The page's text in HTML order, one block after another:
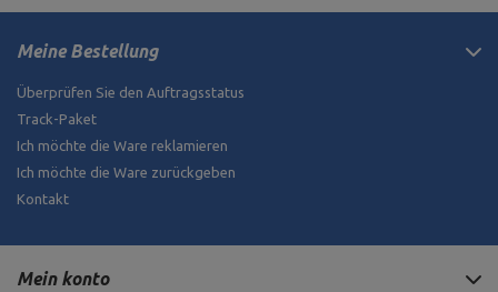
Meine Bestellung
Überprüfen Sie den Auftragsstatus
Track-Paket
Ich möchte die Ware reklamieren
Ich möchte die Ware zurückgeben
Kontakt
Mein konto